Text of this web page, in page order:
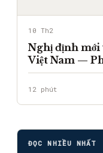
10 Th2
Nghị định mới
Việt Nam —
12 phút
ĐỌC NHIỀU NHẤT